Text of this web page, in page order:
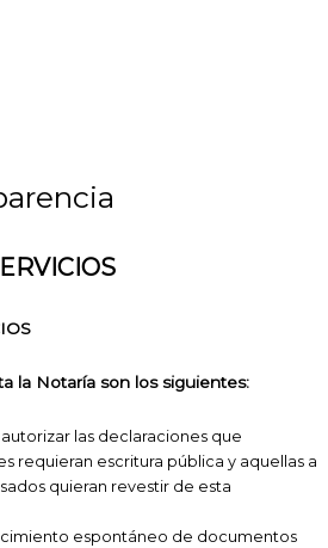
la Notaría son los siguientes:
las declaraciones que
requieran escritura pública y aquellas a
quieran revestir de esta
espontáneo de documentos